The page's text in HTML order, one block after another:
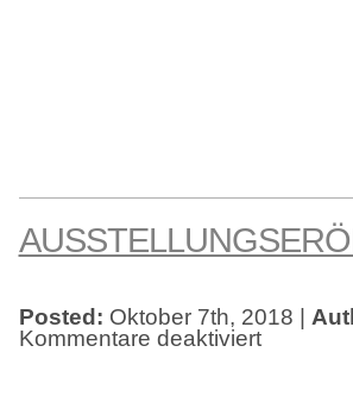
Posted: Oktober 7th, 2018 |
Kommentare deaktiviertfür